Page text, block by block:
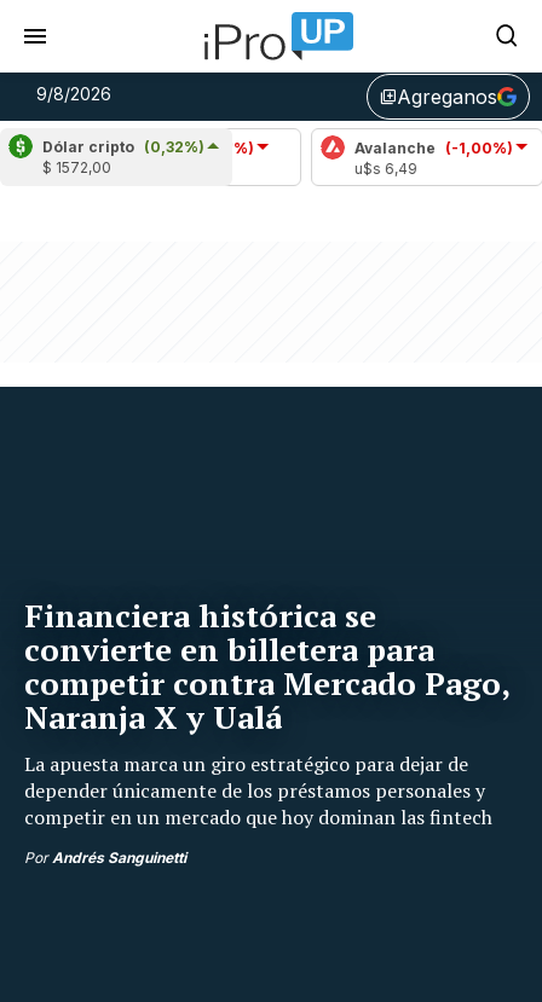
9/8/2026 library_addAgreganos
Dólar cripto (0,32%)
$ 1572,00
Cardano (-1,27%)
u$s 0,20
Avalanche (-1,00%)
Financiera histórica se
convierte en billetera para
competir contra Mercado Pago,
Naranja X y Ualá
La apuesta marca un giro estratégico para dejar de
depender únicamente de los préstamos personales y
competir en un mercado que hoy dominan las fintech
Por Andrés Sanguinetti